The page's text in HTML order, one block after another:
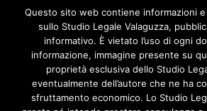
Skype:
Email:
© 2019STUDIO LEGALE
Questo sito web contiene informazioni
sullo Studio Legale Valaguzza,
informativo. È vietato l’uso di ogni
informazione, immagine presente su
proprietà esclusiva dello Studio
eventualmente dell’autore che ne ha
sfruttamento economico. Lo Studio